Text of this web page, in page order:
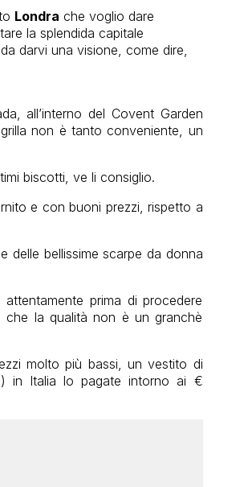
Londra che voglio dare
la splendida capitale
darvi una visione, come dire,
all’interno del Covent Garden
non è tanto conveniente, un
biscotti, ve li consiglio.
e con buoni prezzi, rispetto a
delle bellissime scarpe da donna
prima di procedere
che la qualità non è un granchè
molto più bassi, un vestito di
in Italia lo pagate intorno ai €